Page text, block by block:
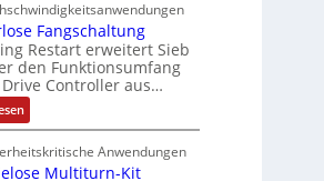
t
o
m
a
t
i
o
b
e
i
t
s
k
ä
a
n
d
i
e
r
u
n
d
4
0
A
C
-
N
e
t
z
t
e
l
e
Fangschaltung
Restart erweitert Sieb
den Funktionsumfang
Controller aus…
:
S
n
s
Anwendungen
Multiturn-Kit